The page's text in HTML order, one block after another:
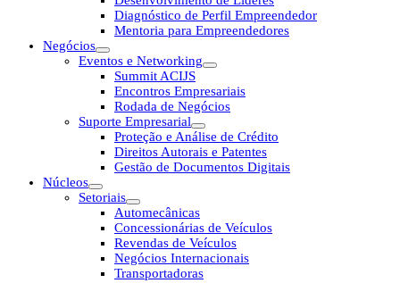
Diagnóstico de Perfil Empreendedor
Mentoria para Empreendedores
Negócios
Eventos e Networking
Summit ACIJS
Encontros Empresariais
Rodada de Negócios
Suporte Empresarial
Proteção e Análise de Crédito
Direitos Autorais e Patentes
Gestão de Documentos Digitais
Núcleos
Setoriais
Automecânicas
Concessionárias de Veículos
Revendas de Veículos
Negócios Internacionais
Transportadoras